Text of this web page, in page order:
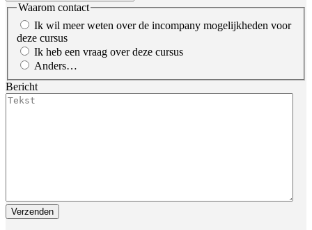
Waarom contact
Ik wil meer weten over de incompany mogelijkheden voor
deze cursus
Ik heb een vraag over deze cursus
Anders…
Bericht